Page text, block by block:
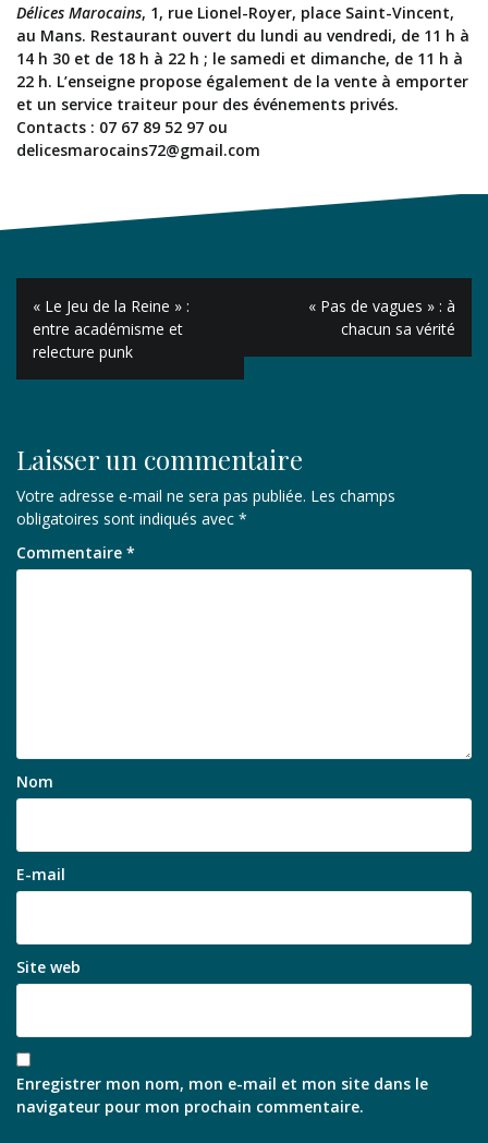
Délices Marocains, 1, rue Lionel-Royer, place Saint-Vincent,
au Mans. Restaurant ouvert du lundi au vendredi, de 11 h à
14 h 30 et de 18 h à 22 h ; le samedi et dimanche, de 11 h à
22 h. L’enseigne propose également de la vente à emporter
et un service traiteur pour des événements privés.
Contacts : 07 67 89 52 97 ou
delicesmarocains72@gmail.com
Navigation
de
l’article
« Le Jeu de la Reine » :
entre académisme et
relecture punk
« Pas de vagues » : à
chacun sa vérité
Laisser un commentaire
Votre adresse e-mail ne sera pas publiée. Les champs
obligatoires sont indiqués avec *
Commentaire *
Nom
E-mail
Site web
Enregistrer mon nom, mon e-mail et mon site dans le
navigateur pour mon prochain commentaire.